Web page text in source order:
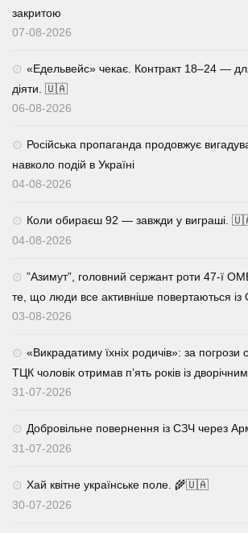
закритою
07-08-2026
«Едельвейс» чекає. Контракт 18–24 —
діяти. 🇺🇦
06-08-2026
Російська пропаганда продовжує
навколо подій в Україні
04-08-2026
Коли обираєш 92 — завжди у виграші.
04-08-2026
⁨”Азимут”, головний сержант роти 47-ї
те, що люди все активніше повертаються із
03-08-2026
«Викрадатиму їхніх родичів»: за погрози
ТЦК чоловік отримав п’ять років із
31-07-2026
Добровільне повернення із СЗЧ через
31-07-2026
Хай квітне українське поле. 🌾🇺🇦
30-07-2026